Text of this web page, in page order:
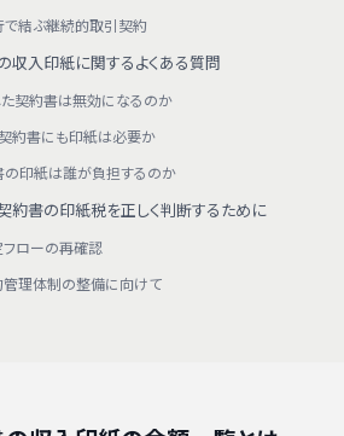
結ぶ継続的取引契約
収入印紙に関するよくある質問
契約書は無効になるのか
約書にも印紙は必要か
印紙は誰が負担するのか
約書の印紙税を正しく判断するために
ローの再確認
理体制の整備に向けて